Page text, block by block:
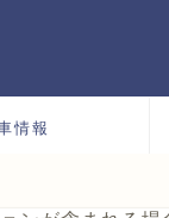
情報